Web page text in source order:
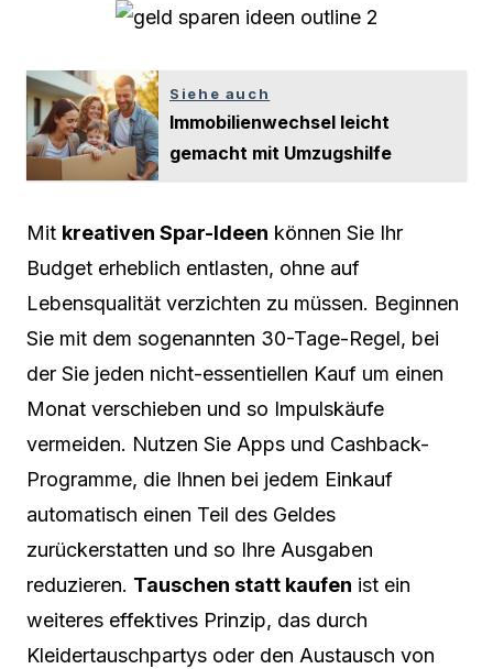
Siehe auch
Immobilienwechsel leicht
gemacht mit Umzugshilfe
Mit kreativen Spar-Ideen können Sie Ihr
Budget erheblich entlasten, ohne auf
Lebensqualität verzichten zu müssen. Beginnen
Sie mit dem sogenannten 30-Tage-Regel, bei
der Sie jeden nicht-essentiellen Kauf um einen
Monat verschieben und so Impulskäufe
vermeiden. Nutzen Sie Apps und Cashback-
Programme, die Ihnen bei jedem Einkauf
automatisch einen Teil des Geldes
zurückerstatten und so Ihre Ausgaben
reduzieren. Tauschen statt kaufen ist ein
weiteres effektives Prinzip, das durch
Kleidertauschpartys oder den Austausch von